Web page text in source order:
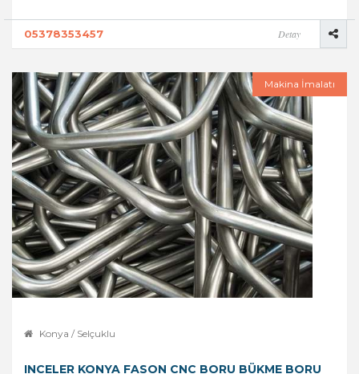
05378353457 Detay
Makina İmalatı
Konya / Selçuklu
INCELER KONYA FASON CNC BORU BÜKME BORU